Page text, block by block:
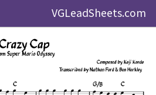
VGLeadSheets.com